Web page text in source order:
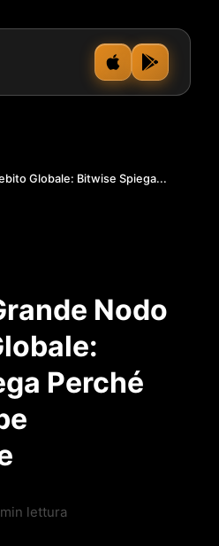
Globale: Bitwise Spiega...
Nodo
Perché
lettura